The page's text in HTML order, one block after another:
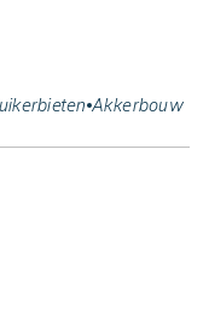
Akkerbouw